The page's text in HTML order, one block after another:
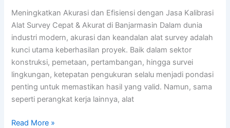
Meningkatkan Akurasi dan Efisiensi dengan Jasa Kalibrasi
Alat Survey Cepat & Akurat di Banjarmasin Dalam dunia
industri modern, akurasi dan keandalan alat survey adalah
kunci utama keberhasilan proyek. Baik dalam sektor
konstruksi, pemetaan, pertambangan, hingga survei
lingkungan, ketepatan pengukuran selalu menjadi pondasi
penting untuk memastikan hasil yang valid. Namun, sama
seperti perangkat kerja lainnya, alat
Read More »